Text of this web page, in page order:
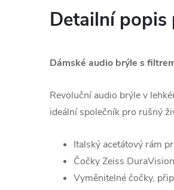
Detailní
Dámské audio brýle s
Revoluční audio brýle v
ideální společník pro rušný
Italský acetátový rám
Čočky Zeiss
Vyměnitelné čočky,